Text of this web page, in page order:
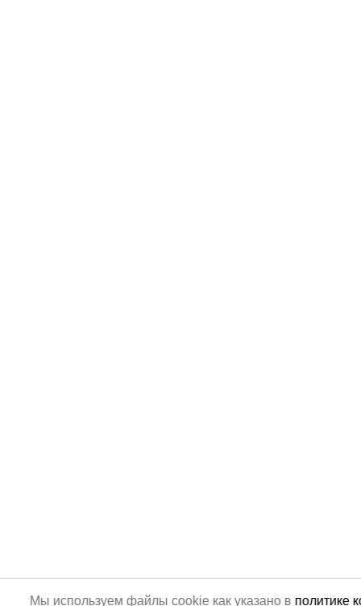
Мы используем файлы cookie как указано в политике